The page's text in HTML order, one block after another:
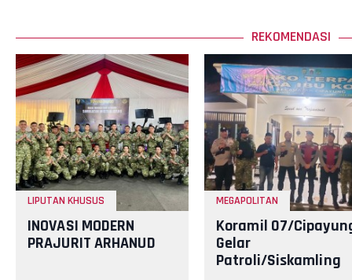
REKOMENDASI
LIPUTAN KHUSUS
INOVASI MODERN
PRAJURIT ARHANUD
MEGAPOLITAN
Koramil 07/
Gelar
Patroli/Siskamling